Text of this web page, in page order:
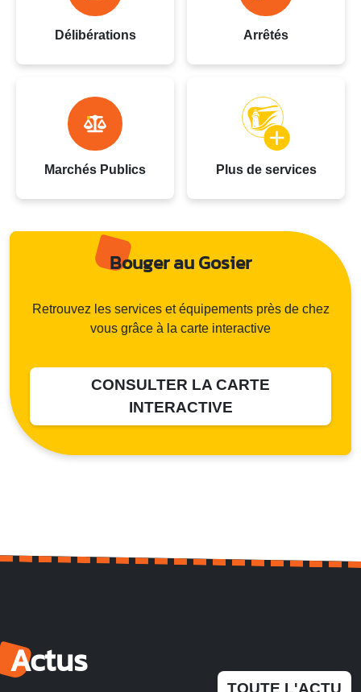
Délibérations Arrêtés
Marchés Publics Plus de services
Bouger au Gosier
Retrouvez les services et équipements près de chez
vous grâce à la carte interactive
CONSULTER LA CARTE
INTERACTIVE
Actus